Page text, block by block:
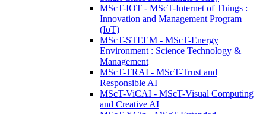
MScT-IOT - MScT-Internet of Things :
Innovation and Management Program
(IoT)
MScT-STEEM - MScT-Energy
Environment : Science Technology &
Management
MScT-TRAI - MScT-Trust and
Responsible AI
MScT-ViCAI - MScT-Visual Computing
and Creative AI